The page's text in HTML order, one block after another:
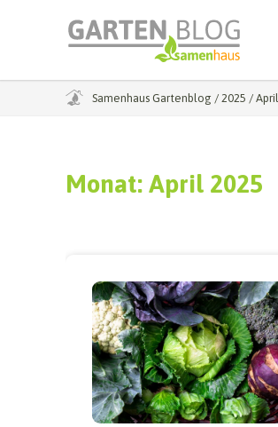
Samenhaus Gartenblog / 2025 / April
Monat: April 2025